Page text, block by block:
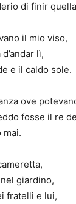
di finir
il mio viso,
lì,
e il caldo sole.
ove
fosse il re
mai.
giardino,
fratelli e lui,